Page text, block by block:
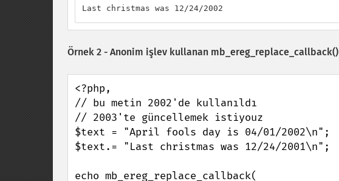
Last christmas was 12/24/2002
Örnek 2 - Anonim işlev kullanan mb_ereg_replace_callback()
<?php,
// bu metin 2002'de kullanıldı
// 2003'te güncellemek istiyouz
$text = "April fools day is 04/01/2002\n";
$text.= "Last christmas was 12/24/2001\n";
echo mb_ereg_replace_callback(